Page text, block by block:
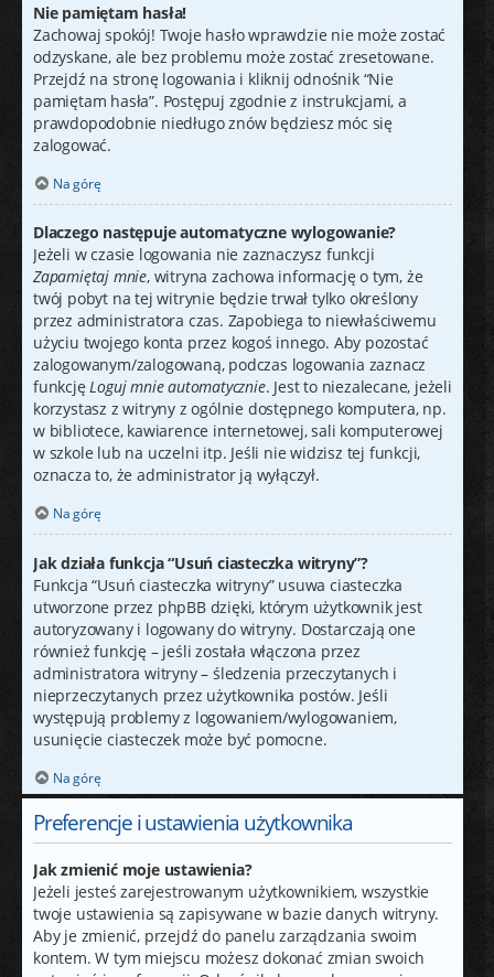
Nie pamiętam hasła!
Zachowaj spokój! Twoje hasło wprawdzie nie może zostać
odzyskane, ale bez problemu może zostać zresetowane.
Przejdź na stronę logowania i kliknij odnośnik “Nie
pamiętam hasła”. Postępuj zgodnie z instrukcjami, a
prawdopodobnie niedługo znów będziesz móc się
zalogować.
Na górę
Dlaczego następuje automatyczne wylogowanie?
Jeżeli w czasie logowania nie zaznaczysz funkcji
Zapamiętaj mnie, witryna zachowa informację o tym, że
twój pobyt na tej witrynie będzie trwał tylko określony
przez administratora czas. Zapobiega to niewłaściwemu
użyciu twojego konta przez kogoś innego. Aby pozostać
zalogowanym/zalogowaną, podczas logowania zaznacz
funkcjęLoguj mnie automatycznie. Jest to niezalecane, jeżeli
korzystasz z witryny z ogólnie dostępnego komputera, np.
w bibliotece, kawiarence internetowej, sali komputerowej
w szkole lub na uczelni itp. Jeśli nie widzisz tej funkcji,
oznacza to, że administrator ją wyłączył.
Na górę
Jak działa funkcja “Usuń ciasteczka witryny”?
Funkcja “Usuń ciasteczka witryny” usuwa ciasteczka
utworzone przez phpBB dzięki, którym użytkownik jest
autoryzowany i logowany do witryny. Dostarczają one
również funkcję – jeśli została włączona przez
administratora witryny – śledzenia przeczytanych i
nieprzeczytanych przez użytkownika postów. Jeśli
występują problemy z logowaniem/wylogowaniem,
usunięcie ciasteczek może być pomocne.
Na górę
Preferencje i ustawienia użytkownika
Jak zmienić moje ustawienia?
Jeżeli jesteś zarejestrowanym użytkownikiem, wszystkie
twoje ustawienia są zapisywane w bazie danych witryny.
Aby je zmienić, przejdź do panelu zarządzania swoim
kontem. W tym miejscu możesz dokonać zmian swoich